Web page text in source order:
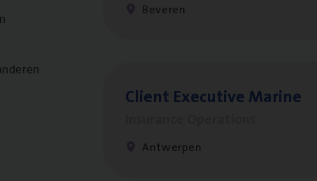
Beveren
Client Exe­cu­ti­ve Marine
Antwerpen